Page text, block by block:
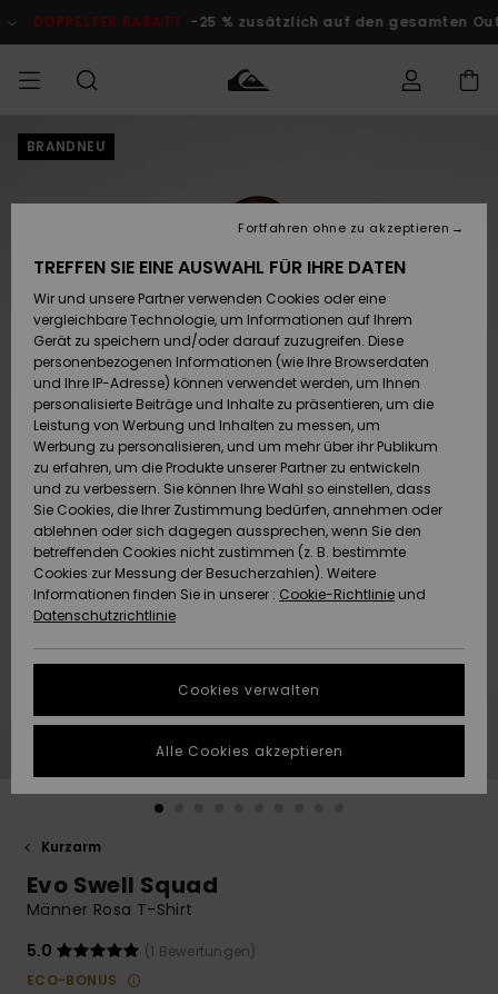
Produktinformation
DOPPELTER RABATT -25 % zusätzlich auf den gesamten
MÄNNER
Accessoires
Schuhe&
Flip-Flops
Surf
Snow
Brandneu
Highlights
Accessoires
Schuhe&
Flip-Flops
Surf
Snow
Brandneu
Highlights
FRAUEN
Brandneu
Highlights
Snow
SURF
Kinder
Highlights
Community
SNOW
Snow Shop
Kinder
Snow Shop
Damen
Highlights
Community
DOPPELTER
RABATT
KINDER
Outlet
Frauen
HILFE & KONTAKT
Retouren
Bezahlung
Geschenkkarte
Quiksilver
Freedom
Datenschutz
Starten Sie eine
um die
schnellste
Antwort auf Ihre
die häufigsten
Fragen sowie
NACHHALTIGKEIT
SHOPS
QUIKSILVER APP
WUNSCHLISTE
BRANDNEU
Kurzarm
Evo Swell Squad
Männer Rosa T-Shirt
5.0
(1 Bewertungen)
ECO-BONUS
TREFFEN SIE EINE AUSWAHL FÜR IHRE DATEN
Wir und unsere Partner verwenden Cookies oder eine
vergleichbare Technologie, um Informationen auf Ihrem
Gerät zu speichern und/oder darauf zuzugreifen. Diese
personenbezogenen Informationen (wie Ihre Browserdaten
und Ihre IP-Adresse) können verwendet werden, um Ihnen
personalisierte Beiträge und Inhalte zu präsentieren, um die
Leistung von Werbung und Inhalten zu messen, um
Werbung zu personalisieren, und um mehr über ihr Publikum
zu erfahren, um die Produkte unserer Partner zu entwickeln
und zu verbessern. Sie können Ihre Wahl so einstellen, dass
Sie Cookies, die Ihrer Zustimmung bedürfen, annehmen oder
ablehnen oder sich dagegen aussprechen, wenn Sie den
betreffenden Cookies nicht zustimmen (z. B. bestimmte
Cookies zur Messung der Besucherzahlen). Weitere
Informationen finden Sie in unserer : Cookie-Richtlinie und
Datenschutzrichtlinie
Cookies verwalten
Fortfahren ohne zu akzeptieren
Alle Cookies akzeptieren